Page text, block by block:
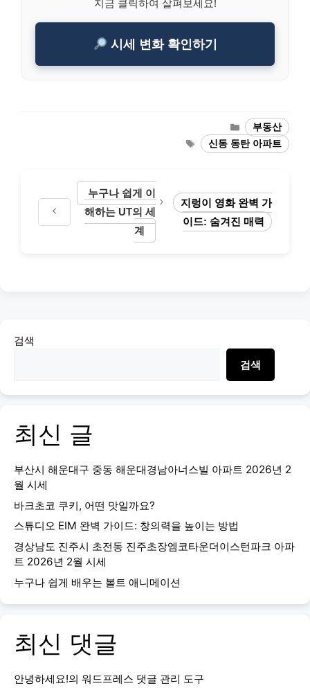
지금 클릭하여 살펴보세요!
시세 변화 확인하기
Categories
부동산
Tags
신동 동탄 아파트
누구나 쉽게 이
해하는 UT의 세
계
지렁이 영화 완벽 가
이드: 숨겨진 매력
검색
검색
최신 글
부산시 해운대구 중동 해운대경남아너스빌 아파트 2026년 2
월 시세
바크초코 쿠키, 어떤 맛일까요?
스튜디오 EIM 완벽 가이드: 창의력을 높이는 방법
경상남도 진주시 초전동 진주초장엠코타운더이스턴파크 아파
트 2026년 2월 시세
누구나 쉽게 배우는 볼트 애니메이션
최신 댓글
안녕하세요!의 워드프레스 댓글 관리 도구